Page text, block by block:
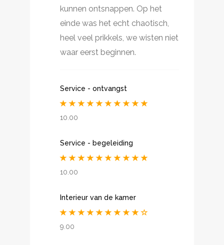
kunnen ontsnappen. Op het
einde was het echt chaotisch,
heel veel prikkels, we wisten niet
waar eerst beginnen.
Service - ontvangst
10.00
Service - begeleiding
10.00
Interieur van de kamer
9.00